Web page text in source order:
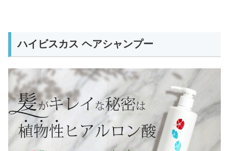
ハイビスカス ヘアシャンプー